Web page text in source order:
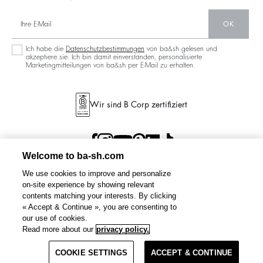
RUNO denimjacke
ERSCHÖPFT. MICH BENACHRICHTIGEN.
OK
Ich habe die Datenschutzbestimmungen von ba&sh gelesen und
akzeptiere sie. Ich bin damit einverstanden, personalisierte
Marketingmitteilungen von ba&sh per E-Mail zu erhalten.
Wir sind B Corp zertifiziert
BEDINGUNGEN UND
DATENSCHUTZBESTIMMUNGENSITEMAP SWITZERLAND
Welcome to ba-sh.com
We use cookies to improve and personalize
on-site experience by showing relevant
contents matching your interests. By clicking
« Accept & Continue », you are consenting to
our use of cookies.
Read more about our privacy policy.
COOKIE SETTINGS ACCEPT & CONTINUE